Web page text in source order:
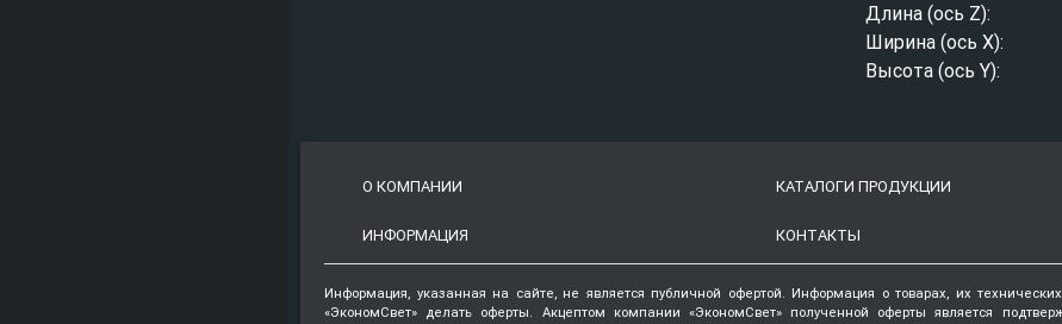
Длина (ось Z):
Ширина (ось X):
Высота (ось Y):
О КОМПАНИИ КАТАЛОГИ ПРОДУКЦИИ
ИНФОРМАЦИЯ КОНТАКТЫ
Информация, указанная на сайте, не является публичной офертой. Информация о товарах, их
«ЭкономСвет» делать оферты. Акцептом компании «ЭкономСвет» полученной оферты является